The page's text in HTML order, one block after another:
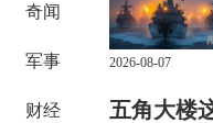
奇闻
军事
财经
2026-08-07
五角大楼